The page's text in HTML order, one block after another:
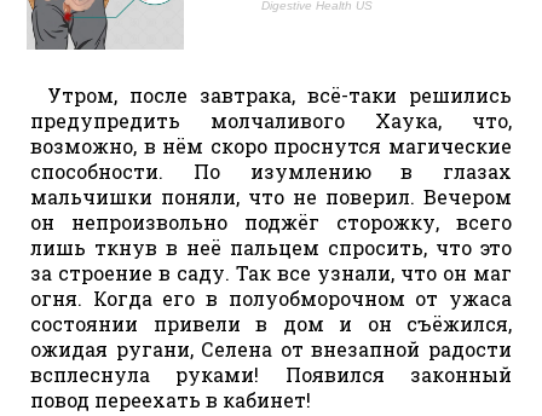
Утром, после завтрака, всё-таки решились
предупредить молчаливого Хаука, что,
возможно, в нём скоро проснутся магические
способности. По изумлению в глазах
мальчишки поняли, что не поверил. Вечером
он непроизвольно поджёг сторожку, всего
лишь ткнув в неё пальцем спросить, что это
за строение в саду. Так все узнали, что он маг
огня. Когда его в полуобморочном от ужаса
состоянии привели в дом и он съёжился,
ожидая ругани, Селена от внезапной радости
всплеснула руками! Появился законный
повод переехать в кабинет!